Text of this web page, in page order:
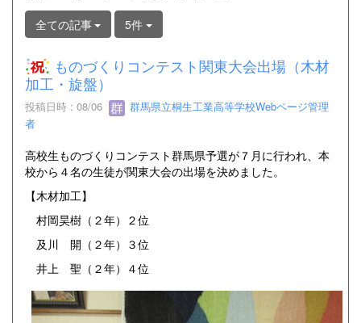
全ての記事 5件
ものづくりコンテスト関東大会出場（木材
加工・旋盤）
投稿日時 : 08/06
群馬県立桐生工業高等学校Webページ管理
者
高校生ものづくりコンテスト群馬県予選が７月に行われ、本
校から４名の生徒が関東大会の出場を決めました。
【木材加工】
村岡昊樹（２年）２位
及川 開（２年）３位
井上 聖（２年）４位